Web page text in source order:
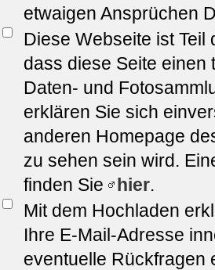
etwaigen Ansprüchen
Diese Webseite ist Teil
dass diese Seite einen
Daten- und
erklären Sie sich
anderen Homepage
zu sehen sein wird.
finden Sie
hier.
Mit dem Hochladen
Ihre E-Mail-Adresse
eventuelle Rückfragen